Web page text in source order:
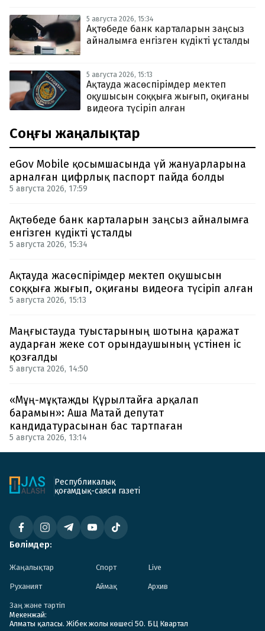
5 августа 2026, 15:34
Ақтөбеде банк карталарын заңсыз
айналымға енгізген күдікті ұсталды
5 августа 2026, 15:13
Ақтауда жасөспірімдер мектеп
оқушысын соққыға жығып, оқиғаны
видеоға түсіріп алған
Соңғы жаңалықтар
eGov Mobile қосымшасында үй жануарларына
арналған цифрлық паспорт пайда болды
5 августа 2026, 17:59
Ақтөбеде банк карталарын заңсыз айналымға
енгізген күдікті ұсталды
5 августа 2026, 15:34
Ақтауда жасөспірімдер мектеп оқушысын
соққыға жығып, оқиғаны видеоға түсіріп алған
5 августа 2026, 15:13
Маңғыстауда туыстарының шотына қаражат
аударған жеке сот орындаушының үстінен іс
қозғалды
5 августа 2026, 14:50
«Мұң-мұқтажды Құрылтайға арқалап
барамын»: Аша Матай депутат
кандидатурасынан бас тартпаған
5 августа 2026, 13:14
Республикалық
қоғамдық-саяси газеті
Бөлімдер:
Жаңалықтар Спорт Live
Руханият Аймақ Архив
Заң және тәртіп
Мекенжай:
Алматы қаласы. Жібек жолы көшесі 50. БЦ Квартал